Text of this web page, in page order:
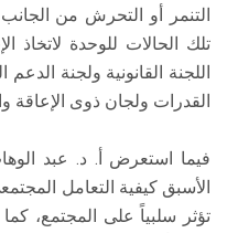
التنمر أو التحرش من
تلك الحالات للوحدة لاتخاذ
اللجنة القانونية ولجنة
القدرات ولجان ذوى الإعاقة
فيما استعرض أ. د. عبد
الأسبق كيفية التعامل
تؤثر سلبياً على المجتمع،